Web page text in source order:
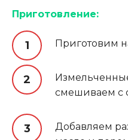
Приготовление:
Приготовим
смешиваем с
Добавляем